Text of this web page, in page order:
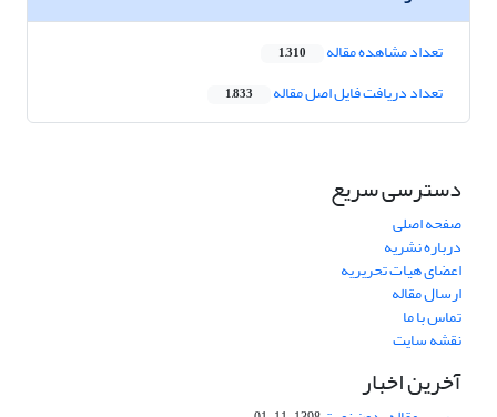
تعداد مشاهده مقاله 1,310
تعداد دریافت فایل اصل مقاله 1,833
دسترسی سریع
صفحه اصلی
درباره نشریه
اعضای هیات تحریریه
ارسال مقاله
تماس با ما
نقشه سایت
آخرین اخبار